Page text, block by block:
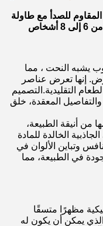
للصدأ مع طاولة
يشبه النحت ، مما
إنها تعرض عناصر
التقليدية.التصميم
المعقدة، خلق
من أنيقة الطبيعة،
الخالدة للمادة
وتباين الألوان في
في الطبيعة، مما
مظهرًا متسقًا
يمكن أن يكون له